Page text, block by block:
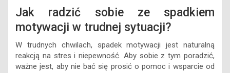
Jak radzić sobie ze spadkiem
motywacji w trudnej sytuacji?
W trudnych chwilach, spadek motywacji jest naturalną
reakcją na stres i niepewność. Aby sobie z tym poradzić,
ważne jest, aby nie bać się prosić o pomoc i wsparcie od